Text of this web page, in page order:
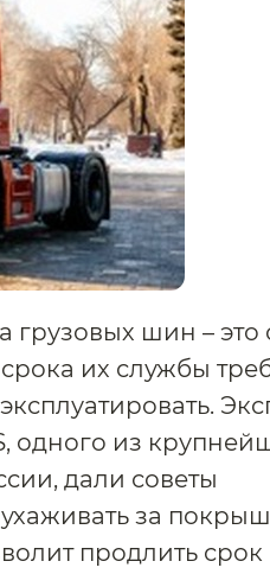
шин – это
их службы
одного из
дали советы
за
продлить срок